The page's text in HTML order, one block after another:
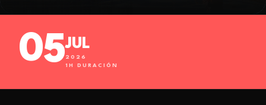
05JUL
2026
1H DURACIÓN